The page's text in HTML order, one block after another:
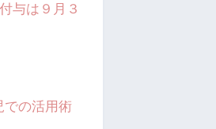
与は９月３
での活用術